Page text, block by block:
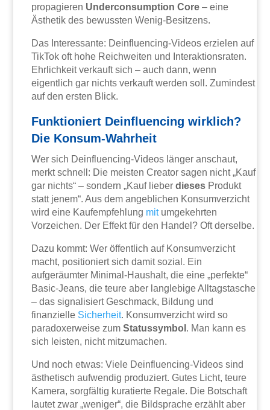
propagieren Underconsumption Core – eine
Ästhetik des bewussten Wenig-Besitzens.
Das Interessante: Deinfluencing-Videos erzielen auf
TikTok oft hohe Reichweiten und Interaktionsraten.
Ehrlichkeit verkauft sich – auch dann, wenn
eigentlich gar nichts verkauft werden soll. Zumindest
auf den ersten Blick.
Funktioniert Deinfluencing wirklich?
Die Konsum-Wahrheit
Wer sich Deinfluencing-Videos länger anschaut,
merkt schnell: Die meisten Creator sagen nicht „Kauf
gar nichts“ – sondern „Kauf lieberdieses Produkt
statt jenem“. Aus dem angeblichen Konsumverzicht
wird eine Kaufempfehlung mitumgekehrten
Vorzeichen. Der Effekt für den Handel? Oft derselbe.
Dazu kommt: Wer öffentlich auf Konsumverzicht
macht, positioniert sich damit sozial. Ein
aufgeräumter Minimal-Haushalt, die eine „perfekte“
Basic-Jeans, die teure aber langlebige Alltagstasche
– das signalisiert Geschmack, Bildung und
finanzielle Sicherheit. Konsumverzicht wird so
paradoxerweise zumStatussymbol . Man kann es
sich leisten, nicht mitzumachen.
Und noch etwas: Viele Deinfluencing-Videos sind
ästhetisch aufwendig produziert. Gutes Licht, teure
Kamera, sorgfältig kuratierte Regale. Die Botschaft
lautet zwar „weniger“, die Bildsprache erzählt aber